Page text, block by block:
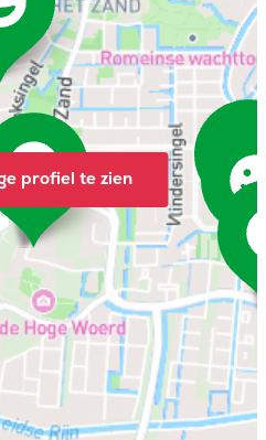
profiel te zien